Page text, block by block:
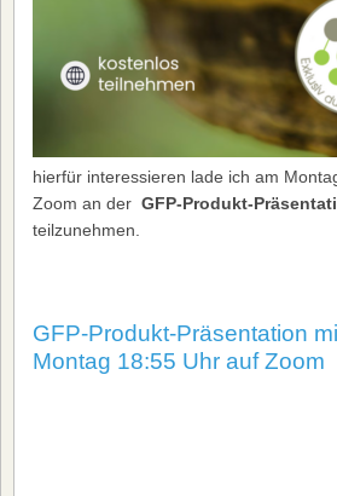
hierfür interessieren lade ich am
Zoom an der GFP-Produkt-
teilzunehmen.
GFP-Produkt-Präsentation
Montag 18:55 Uhr auf Zoom